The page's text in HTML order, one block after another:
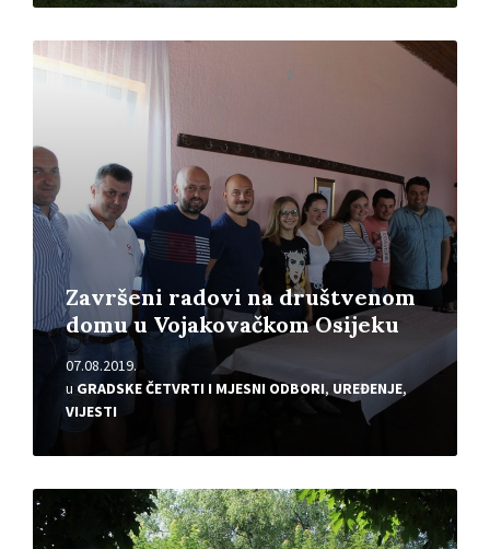
Završeni radovi na društvenom
domu u Vojakovačkom Osijeku
07.08.2019.
u GRADSKE ČETVRTI I MJESNI ODBORI, UREĐENJE,
VIJESTI
Pročitajte
Pročitajte
više